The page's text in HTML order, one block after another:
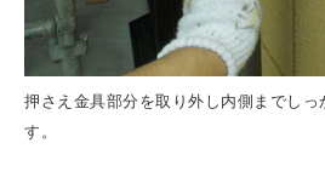
押さえ金具部分を取り外し内側までしっ
す。